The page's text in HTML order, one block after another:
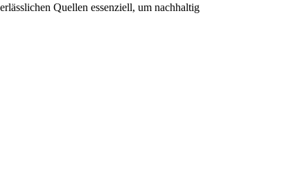
Quellen essenziell, um nachhaltig